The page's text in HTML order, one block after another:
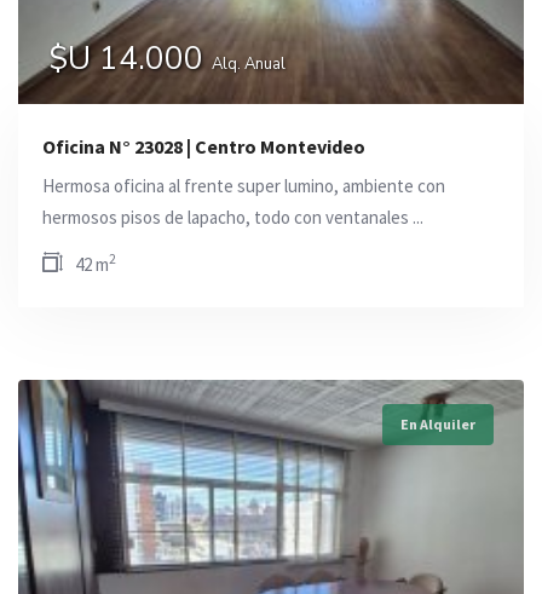
$U 14.000 Alq. Anual
Oficina N° 23028 | Centro Montevideo
Hermosa oficina al frente super lumino, ambiente con
hermosos pisos de lapacho, todo con ventanales ...
42 m2
En Alquiler